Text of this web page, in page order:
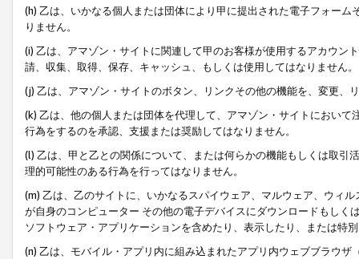
(h) 乙は、いかなる個人または団体により甲に提出された電子フォー
りません。
(i) 乙は、アマゾン・サイトに関連して甲のお客様が使用するアカウン
請、収集、取得、保存、キャッシュ、もしくは使用してはなりません。
(j) 乙は、アマゾン・サイトのボタン、リンクその他の機能を、変更、
(k) 乙は、他の個人または団体を代理して、アマゾン・サイトにおい
行為をするのを承認、支援または奨励してはなりません。
(l) 乙は、甲と乙との関係について、または何らかの機能もしくは取
理的可能性のある行為を行ってはなりません。
(m) 乙は、乙のサイトに、いかなるスパイウェア、マルウェア、ウィ
が自身のコンピューター その他の電子デバイスにダウンロードもし
ソフトウェア・アプリケーションを含めたり、表示したり、または特
(n) 乙は、モバイル・アプリ内に組み込まれたアプリ内ウェブブラウ